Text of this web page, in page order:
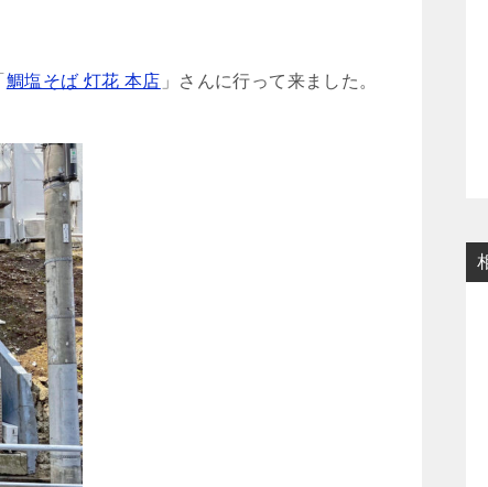
鯛塩そば 灯花 本店 」さんに行って来ました。